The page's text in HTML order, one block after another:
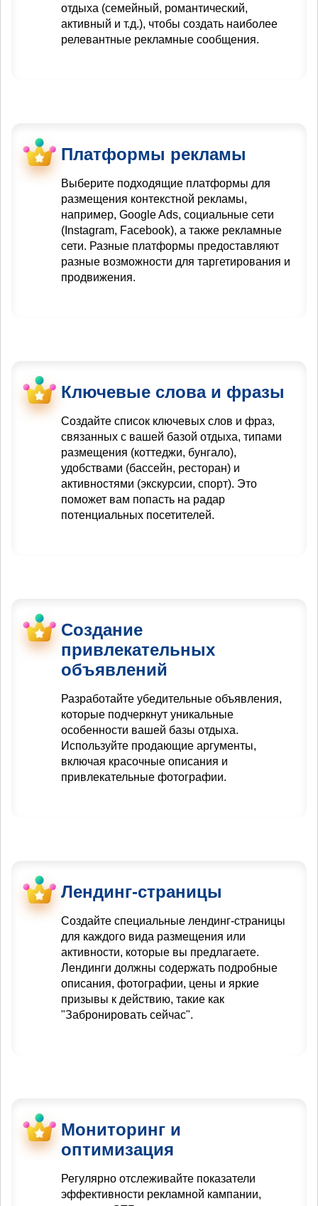
отдыха (семейный, романтический,
активный и т.д.), чтобы создать наиболее
релевантные рекламные сообщения.
Платформы рекламы
Выберите подходящие платформы для
размещения контекстной рекламы,
например, Google Ads, социальные сети
(Instagram, Facebook), а также рекламные
сети. Разные платформы предоставляют
разные возможности для таргетирования и
продвижения.
Ключевые слова и фразы
Создайте список ключевых слов и фраз,
связанных с вашей базой отдыха, типами
размещения (коттеджи, бунгало),
удобствами (бассейн, ресторан) и
активностями (экскурсии, спорт). Это
поможет вам попасть на радар
потенциальных посетителей.
Создание
привлекательных
объявлений
Разработайте убедительные объявления,
которые подчеркнут уникальные
особенности вашей базы отдыха.
Используйте продающие аргументы,
включая красочные описания и
привлекательные фотографии.
Лендинг-страницы
Создайте специальные лендинг-страницы
для каждого вида размещения или
активности, которые вы предлагаете.
Лендинги должны содержать подробные
описания, фотографии, цены и яркие
призывы к действию, такие как
"Забронировать сейчас".
Мониторинг и
оптимизация
Регулярно отслеживайте показатели
эффективности рекламной кампании,